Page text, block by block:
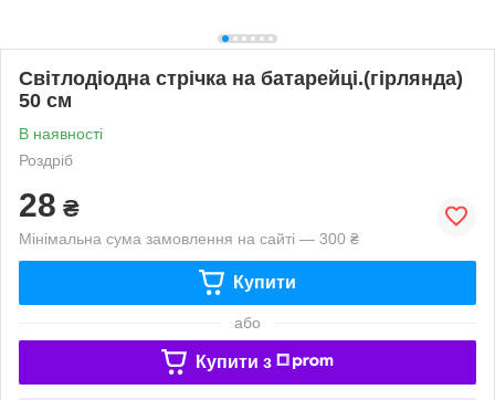
Світлодіодна стрічка на батарейці.(гірлянда)
50 см
В наявності
Роздріб
28 ₴
Мінімальна сума замовлення на сайті — 300 ₴
Купити
або
Купити з